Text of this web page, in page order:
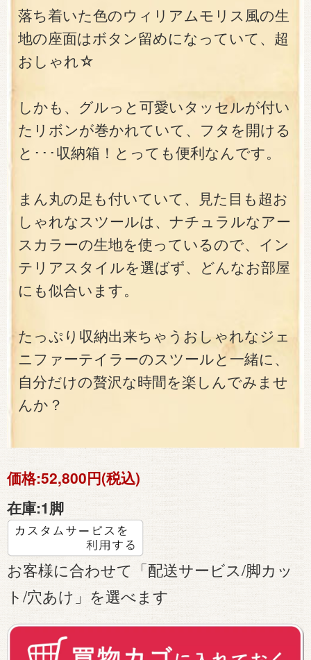
落ち着いた色のウィリアムモリス風の生
地の座面はボタン留めになっていて、超
おしゃれ☆
しかも、グルっと可愛いタッセルが付い
たリボンが巻かれていて、フタを開ける
と･･･収納箱！とっても便利なんです。
まん丸の足も付いていて、見た目も超お
しゃれなスツールは、ナチュラルなアー
スカラーの生地を使っているので、イン
テリアスタイルを選ばず、どんなお部屋
にも似合います。
たっぷり収納出来ちゃうおしゃれなジェ
ニファーテイラーのスツールと一緒に、
自分だけの贅沢な時間を楽しんでみませ
んか？
価格:52,800円(税込)
在庫:1脚
お客様に合わせて「配送サービス/脚カッ
ト/穴あけ」を選べます